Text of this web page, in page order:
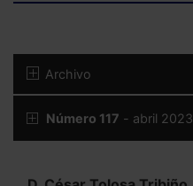
Archivo
Número 117 - abril 2023